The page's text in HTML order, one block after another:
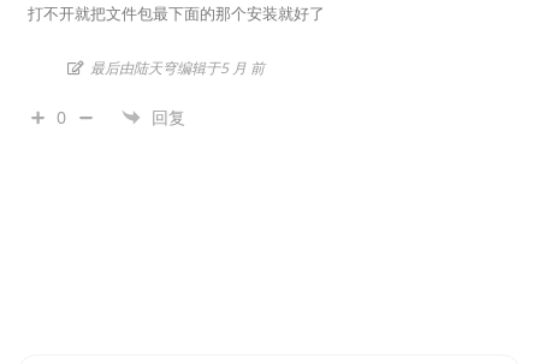
打不开就把文件包最下面的那个安装就好了
最后由陆天穹编辑于5 月 前
0 回复